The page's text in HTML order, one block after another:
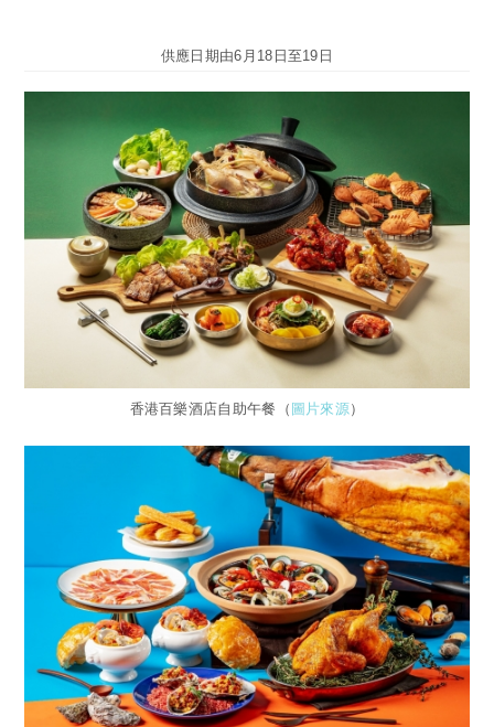
供應日期由6月18日至19日
香港百樂酒店自助午餐（ 圖片來源）